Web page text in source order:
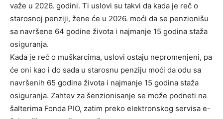
važe u 2026. godini. Ti uslovi su takvi da kada je reč o
starosnoj penziji, žene će u 2026. moći da se penzionišu
sa navršene 64 godine života i najmanje 15 godina staža
osiguranja.
Kada je reč o muškarcima, uslovi ostaju nepromenjeni, pa
će oni kao i do sada u starosnu penziju moći da odu sa
navršenih 65 godina života i najmanje 15 godina staža
osiguranja. Zahtev za šenzionisanje se može podneti na
šalterima Fonda PIO, zatim preko elektronskog servisa e-